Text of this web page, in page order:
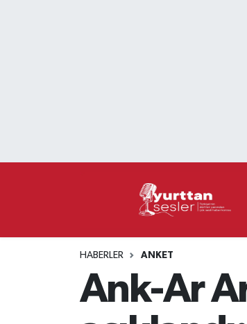
HABERLER ANKET
Ank-Ar
Süper Lig Puan Durumu ve Fikstür
Haber Arşivi